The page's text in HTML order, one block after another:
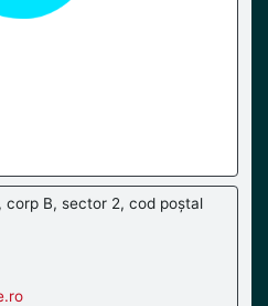
corp B, sector 2, cod poștal